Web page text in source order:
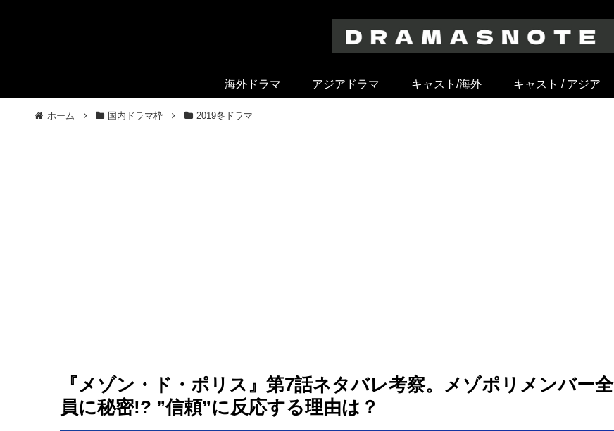
海外ドラマ アジアドラマ キャスト/海外 キャスト / アジア
ホーム 国内ドラマ枠 2019冬ドラマ
『メゾン・ド・ポリス』第7話ネタバレ考察。メゾポリメンバー全
員に秘密!? ”信頼”に反応する理由は？